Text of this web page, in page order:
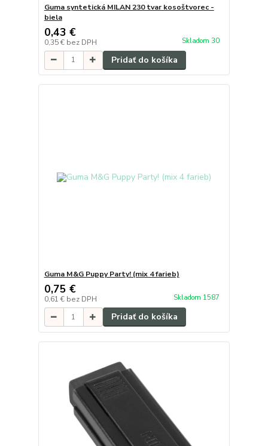
Guma syntetická MILAN 230 tvar kosoštvorec -
biela
0,43 €
0,35 € bez DPH Skladom 30
Pridať do košíka
Guma M&G Puppy Party! (mix 4 farieb)
0,75 €
0,61 € bez DPH Skladom 1587
Pridať do košíka